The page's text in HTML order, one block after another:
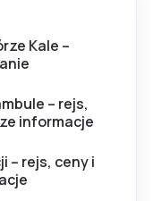
Kale –
– rejs,
informacje
– rejs, ceny i